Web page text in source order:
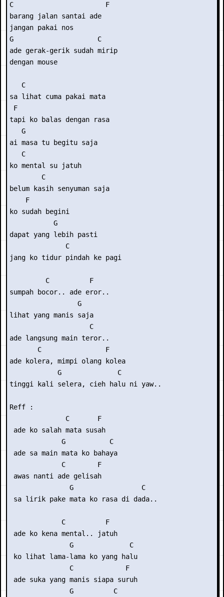
C                       F
barang jalan santai ade
jangan pakai nos
G                     C
ade gerak-gerik sudah mirip
dengan mouse
   C
sa lihat cuma pakai mata
F
tapi ko balas dengan rasa
   G
ai masa tu begitu saja
   C
ko mental su jatuh
        C
belum kasih senyuman saja
    F
ko sudah begini
           G
dapat yang lebih pasti
              C
jang ko tidur pindah ke pagi
         C          F
sumpah bocor.. ade eror..
                 G
lihat yang manis saja
                    C
ade langsung main teror..
       C                F
ade kolera, mimpi olang kolea
            G              C
tinggi kali selera, cieh halu ni yaw..
Reff :
              C       F
ade ko salah mata susah
             G           C
ade sa main mata ko bahaya
             C        F
awas nanti ade gelisah
               G                 C
sa lirik pake mata ko rasa di dada..
             C          F
ade ko kena mental.. jatuh
               G              C
ko lihat lama-lama ko yang halu
               C             F
ade suka yang manis siapa suruh
               G          C